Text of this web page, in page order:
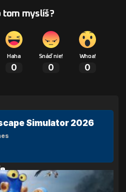
tom myslíš?
Haha
0
Snáď nie!
0
Whoa!
0
Simulator 2026